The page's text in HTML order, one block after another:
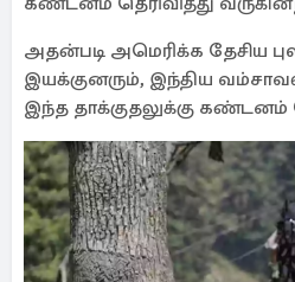
அதன்படி அமெரிக்க தேசிய
இயக்குனரும், இந்திய
இந்த தாக்குதலுக்கு கண்டனம்